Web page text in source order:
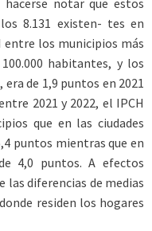
8.131 existen- tes en
entre los municipios más
habitantes, y los
era de 1,9 puntos en 2021
2021 y 2022, el IPCH
que en las ciudades
puntos mientras que en
4,0 puntos. A efectos
las diferencias de medias
residen los hogares